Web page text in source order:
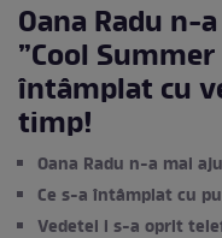
Oana Radu n-
”Cool
întâmplat cu
timp!
Oana Radu n-a mai
Ce s-a întâmplat cu
Vedetei i s-a oprit